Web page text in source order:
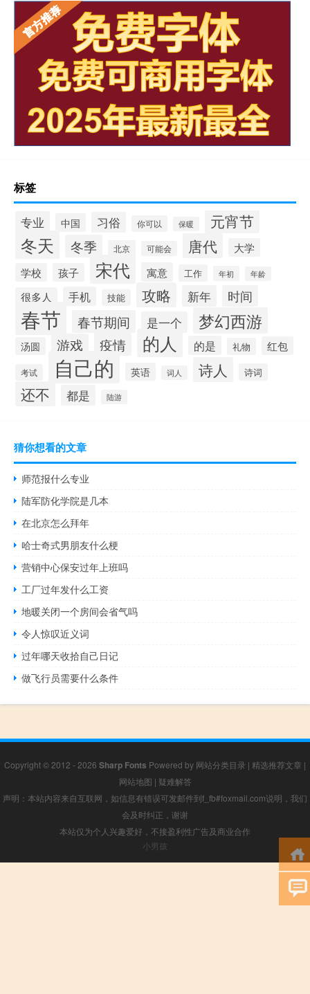
标签
专业 中国 习俗 你可以 保暖 元宵节
冬天 冬季 北京 可能会 唐代
大学
学校
孩子 宋代 寓意 工作 年初 年龄
很多人 手机 技能 攻略 新年 时间
春节 春节期间 是一个 梦幻西游
汤圆 游戏 疫情 的人 的是 礼物 红包
考试 自己的 英语 词人 诗人 诗词
还不 都是 陆游
猜你想看的文章
师范报什么专业
陆军防化学院是几本
在北京怎么拜年
哈士奇式男朋友什么梗
营销中心保安过年上班吗
工厂过年发什么工资
地暖关闭一个房间会省气吗
令人惊叹近义词
过年哪天收拾自己日记
做飞行员需要什么条件
Copyright © 2012 - 2026 Sharp Fonts Powered by 网站分类目录 | 精选推荐文章 |
网站地图 | 疑难解答
声明：本站内容来自互联网，如信息有错误可发邮件到f_fb#foxmail.com说明，我们
会及时纠正，谢谢
本站仅为个人兴趣爱好，不接盈利性广告及商业合作
小男孩